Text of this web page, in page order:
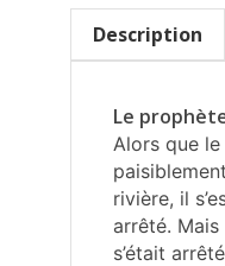
Description
Le
Alors que
rivière, il
arrêté.
s’était